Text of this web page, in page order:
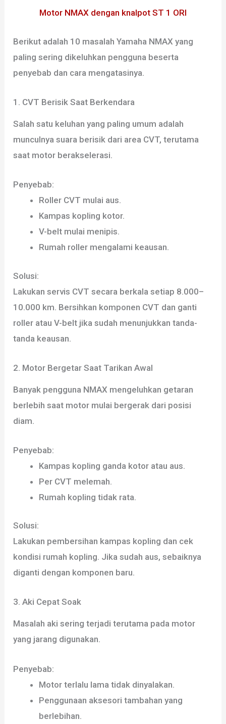
Motor NMAX dengan knalpot ST 1 ORI
Berikut adalah 10 masalah Yamaha NMAX yang
paling sering dikeluhkan pengguna beserta
penyebab dan cara mengatasinya.
1. CVT Berisik Saat Berkendara
Salah satu keluhan yang paling umum adalah
munculnya suara berisik dari area CVT, terutama
saat motor berakselerasi.
Penyebab:
Roller CVT mulai aus.
Kampas kopling kotor.
V-belt mulai menipis.
Rumah roller mengalami keausan.
Solusi:
Lakukan servis CVT secara berkala setiap 8.000–
10.000 km. Bersihkan komponen CVT dan ganti
roller atau V-belt jika sudah menunjukkan tanda-
tanda keausan.
2. Motor Bergetar Saat Tarikan Awal
Banyak pengguna NMAX mengeluhkan getaran
berlebih saat motor mulai bergerak dari posisi
diam.
Penyebab:
Kampas kopling ganda kotor atau aus.
Per CVT melemah.
Rumah kopling tidak rata.
Solusi:
Lakukan pembersihan kampas kopling dan cek
kondisi rumah kopling. Jika sudah aus, sebaiknya
diganti dengan komponen baru.
3. Aki Cepat Soak
Masalah aki sering terjadi terutama pada motor
yang jarang digunakan.
Penyebab:
Motor terlalu lama tidak dinyalakan.
Penggunaan aksesori tambahan yang
berlebihan.